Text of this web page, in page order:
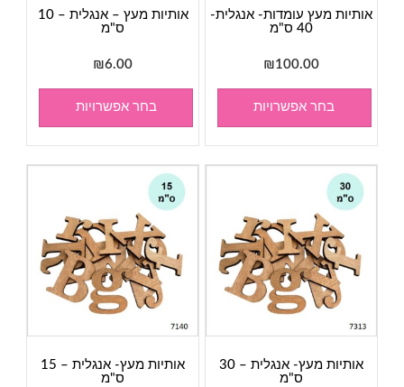
אותיות מעץ עומדות- אנגלית-
40 ס"מ
₪100.00
בחר אפשרויות
אותיות מעץ – אנגלית – 10
ס"מ
₪6.00
בחר אפשרויות
אותיות מעץ- אנגלית – 30
ס"מ
אותיות מעץ- אנגלית – 15
ס"מ